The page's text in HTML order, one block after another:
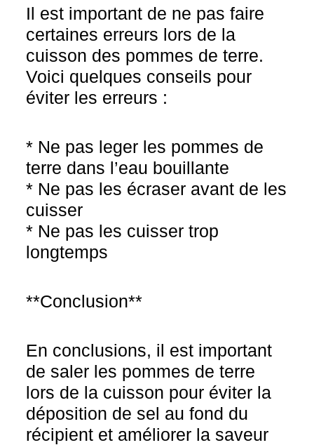
Il est important de ne pas faire
certaines erreurs lors de la
cuisson des pommes de terre.
Voici quelques conseils pour
éviter les erreurs :
* Ne pas leger les pommes de
terre dans l’eau bouillante
* Ne pas les écraser avant de les
cuisser
* Ne pas les cuisser trop
longtemps
**Conclusion**
En conclusions, il est important
de saler les pommes de terre
lors de la cuisson pour éviter la
déposition de sel au fond du
récipient et améliorer la saveur